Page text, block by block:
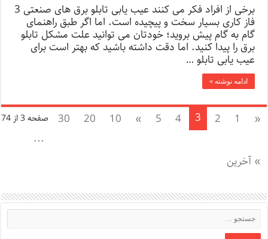
برخی از افراد فکر می کنند عیب یابی تابلو برق های صنعتی 3
فاز کاری بسیار سخت و پیچیده است. اما اگر طبق راهنمای
گام به گام پیش بروید؛ خودتان می توانید علت مشکل تابلو
برق را پیدا کنید. اما دقت داشته باشید که بهتر است برای
عیب یابی تابلو …
ادامه نوشته »
صفحه 3 از 74 «
1
2
3
4
5
»
10
20
30
...
» آخرین